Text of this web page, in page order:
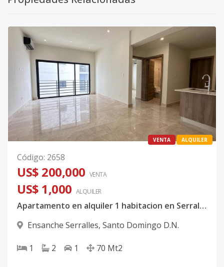
VENTA ALQUILER
Código: 2658
US$ 200,000 VENTA
US$ 1,000 ALQUILER
Apartamento en alquiler 1 habitacion en Serralles
Ensanche Serralles, Santo Domingo D.N.
1 2 1 70 Mt2